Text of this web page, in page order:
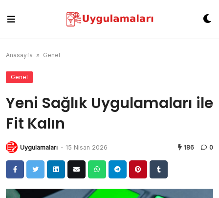
content
Anasayfa » Genel
Genel
Yeni Sağlık Uygulamaları ile
Fit Kalın
Uygulamaları - 15 Nisan 2026 186 0